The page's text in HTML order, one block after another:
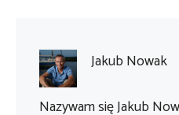
Jakub Nowak
Nazywam się Jakub